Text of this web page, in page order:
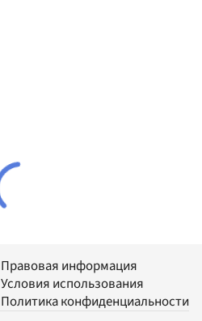
Правовая информация
Условия использования
Политика конфиденциальности